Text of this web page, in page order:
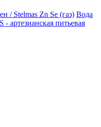
/ Stelmas Zn Se (газ) Вода
артезианская питьевая